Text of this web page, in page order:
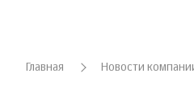
Главная Новости